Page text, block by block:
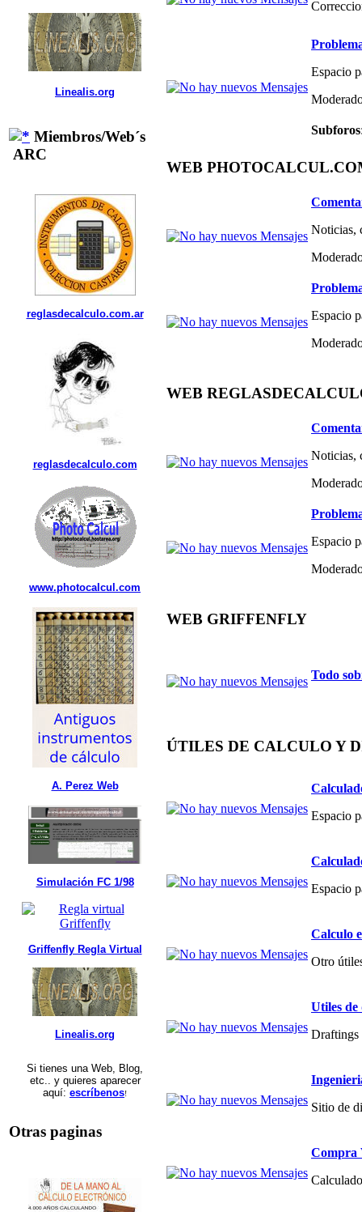
Linealis.org
Miembros/Web´s
ARC
reglasdecalculo.com.ar
reglasdecalculo.com
www.photocalcul.com
A. Perez Web
Simulación FC 1/98
Griffenfly Regla Virtual
Linealis.org
Si tienes una Web, Blog,
etc.. y quieres aparecer
aquí: escríbenos!
Otras paginas
Espacio
Subforos
WEB
Noticias,
Espacio
WEB
Noticias,
Espacio
WEB GRIFFENFLY
Todo
ÚTILES DE CALCULO Y
Espacio
Espacio
Calculo
Otro
Utiles de
Draftings
Sitio de
Compra